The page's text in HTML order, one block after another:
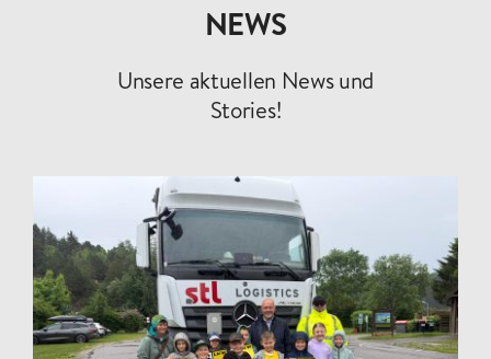
NEWS
Unsere aktuellen News und
Stories!